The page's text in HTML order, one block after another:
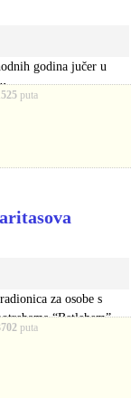
godina jučer u
najmlađi…
puta
za osobe s
“Betlehem”
likovnu koloniju u…
puta